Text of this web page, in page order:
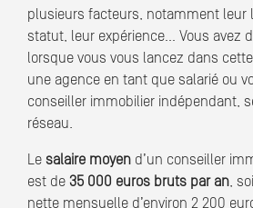
plusieurs facteurs, notamment leur
statut, leur expérience… Vous avez
lorsque vous vous lancez dans
une agence en tant que salarié ou
conseiller immobilier indépendant,
réseau.
Le salaire moyen d’un conseiller
est de 35 000 euros bruts par an,
nette mensuelle d’environ 2 200